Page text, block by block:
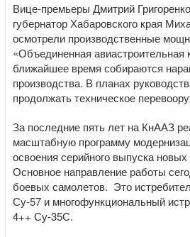
Вице-премьеры Дмитрий
губернатор Хабаровского края
осмотрели производственные
«Объединенная
ближайшее время собираются
производства. В планах
продолжать техническое
За последние пять лет на КнААЗ
масштабную программу
освоения серийного выпуска
Основное направление работы
боевых самолетов. Это
Су-57 и многофункциональный
4++ Су-35С.